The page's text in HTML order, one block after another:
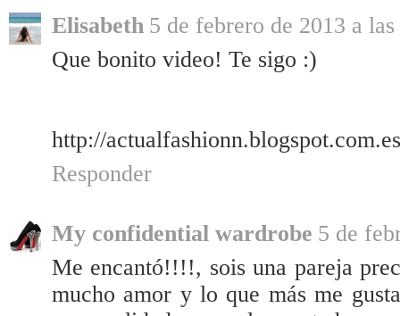
Elisabeth 5 de febrero de 2013 a
Que bonito video! Te sigo :)
http://
Responder
My confidential wardrobe 5 de
Me encantó!!!!, sois una pareja
mucho amor y lo que más me